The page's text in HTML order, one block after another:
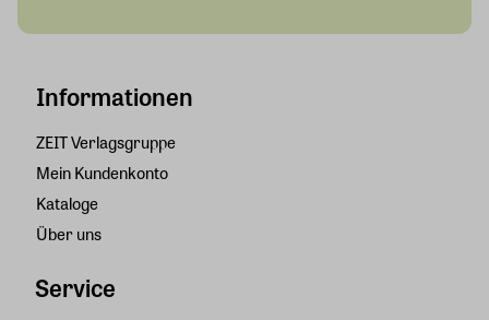
Informationen
ZEIT Verlagsgruppe
Mein Kundenkonto
Kataloge
Über uns
Service